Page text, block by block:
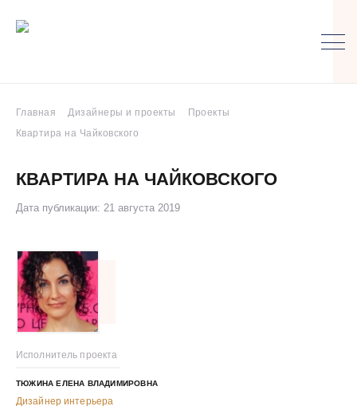
Главная Дизайнеры и проекты
Проекты
Квартира на Чайковского
КВАРТИРА НА ЧАЙКОВСКОГО
Дата публикации: 21 августа 2019
Исполнитель проекта
ТЮЖИНА ЕЛЕНА ВЛАДИМИРОВНА
Дизайнер интерьера